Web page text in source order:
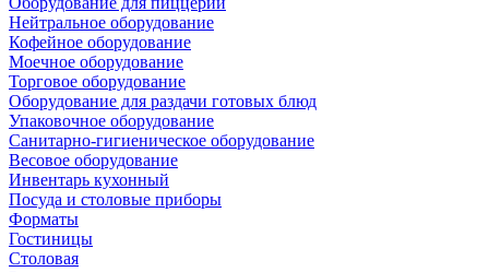
Нейтральное оборудование
Кофейное оборудование
Моечное оборудование
Торговое оборудование
Оборудование для раздачи готовых блюд
Упаковочное оборудование
Санитарно-гигиеническое оборудование
Весовое оборудование
Инвентарь кухонный
Посуда и столовые приборы
Форматы
Гостиницы
Столовая